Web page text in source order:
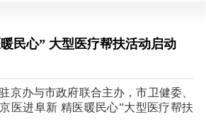
民心” 大型医疗帮扶活动启动
办与市政府联合主办，市卫健委、
医进阜新 精医暖民心”大型医疗帮扶